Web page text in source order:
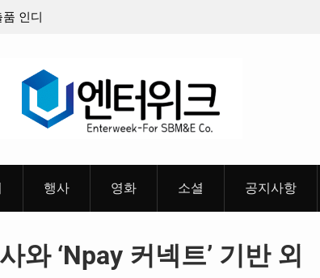
’ 8월 26일(수)
행사 영화 소셜 공지사항
와 ‘Npay 커넥트’ 기반 외